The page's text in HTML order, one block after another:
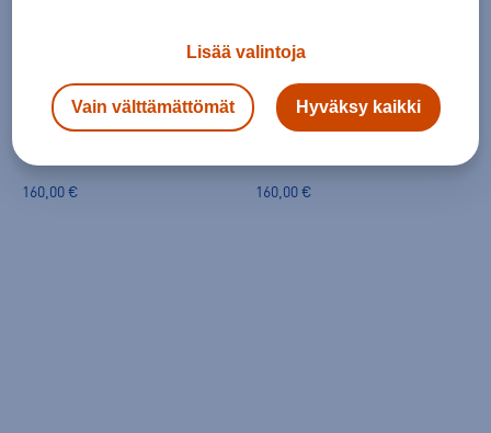
Ecco
Biom Energi W Sneaker
160,00 €
Ecco
Biom Energi M Sneaker
160,00 €
Lisää valintoja
Vain välttämättömät Hyväksy kaikki